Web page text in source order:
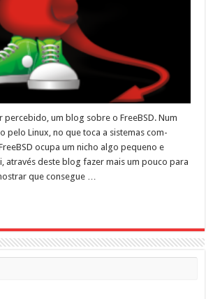
perce­bido, um blog sobre o FreeBSD. Num
pelo Lin­ux, no que toca a sis­temas com­
ocu­pa um nicho algo pequeno e
através deste blog faz­er mais um pouco para
que con­segue …